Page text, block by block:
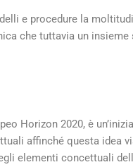
e procedure la
che tuttavia un insieme
Horizon 2020, è
affinché questa idea
elementi concettuali